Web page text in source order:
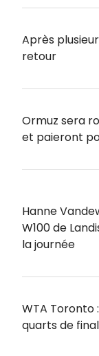
Après
retour
Ormuz sera
et paieront
Hanne
W100 de
la journée
WTA Toronto
quarts de